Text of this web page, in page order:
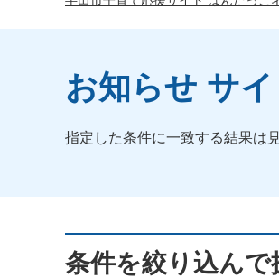
お知らせ サ
指定した条件に一致する結果は
条件を絞り込んで